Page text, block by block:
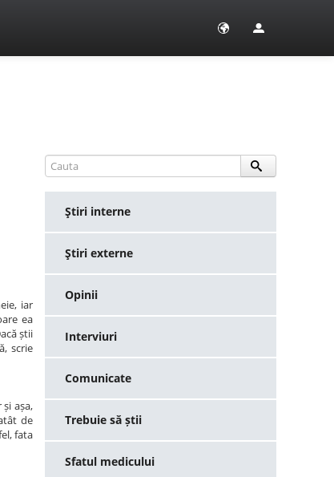
iar
ea
știi
scrie
așa,
de
fata
Ştiri interne
Ştiri externe
Opinii
Interviuri
Comunicate
Trebuie să știi
Sfatul medicului